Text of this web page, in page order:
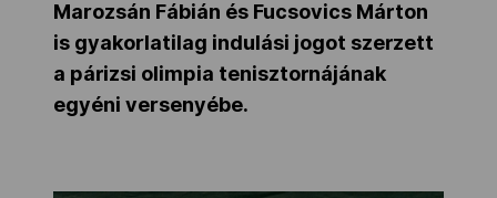
OVEP
Marozsán Fábián és Fucsovics Márton
is gyakorlatilag indulási jogot szerzett
a párizsi olimpia tenisztornájának
egyéni versenyébe.